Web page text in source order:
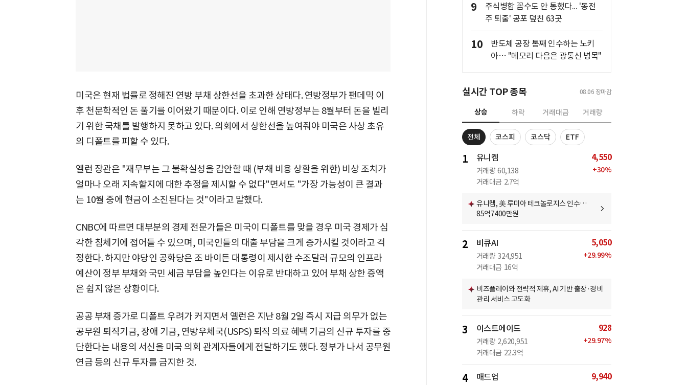
미국은 현재 법률로 정해진 연방 부채 상한선을 초과한 상태다. 연방정부가 팬데믹 이
후 천문학적인 돈 풀기를 이어왔기 때문이다. 이로 인해 연방정부는 8월부터 돈을 빌리
기 위한 국채를 발행하지 못하고 있다. 의회에서 상한선을 높여줘야 미국은 사상 초유
의 디폴트를 피할 수 있다.
옐런 장관은 "재무부는 그 불확실성을 감안할 때 (부채 비용 상환을 위한) 비상 조치가
얼마나 오래 지속할지에 대한 추정을 제시할 수 없다"면서도 "가장 가능성이 큰 결과
는 10월 중에 현금이 소진된다는 것"이라고 말했다.
CNBC에 따르면 대부분의 경제 전문가들은 미국이 디폴트를 맞을 경우 미국 경제가 심
각한 침체기에 접어들 수 있으며, 미국인들의 대출 부담을 크게 증가시킬 것이라고 걱
정한다. 하지만 야당인 공화당은 조 바이든 대통령이 제시한 수조달러 규모의 인프라
예산이 정부 부채와 국민 세금 부담을 높인다는 이유로 반대하고 있어 부채 상한 증액
은 쉽지 않은 상황이다.
공공 부채 증가로 디폴트 우려가 커지면서 옐런은 지난 8월 2일 즉시 지급 의무가 없는
공무원 퇴직기금, 장애 기금, 연방우체국(USPS) 퇴직 의료 혜택 기금의 신규 투자를 중
단한다는 내용의 서신을 미국 의회 관계자들에게 전달하기도 했다. 정부가 나서 공무원
연금 등의 신규 투자를 금지한 것.
9
주식병합 꼼수도 안 통했다... '동전
주 퇴출' 공포 덮친 63곳
10
반도체 공장 통째 인수하는 노키
아… "메모리 다음은 광통신 병목"
실시간 TOP 종목 08.06 장마감
상승 하락 거래대금 거래량
전체 코스피 코스닥 ETF
1 유니켐
거래량 60,138
거래대금 2.7억
4,550
+30%
유니켐, 美 루미아 테크놀로지스 인수…
85억7400만원
2 비큐AI
거래량 324,951
거래대금 16억
5,050
+29.99%
비즈플레이와 전략적 제휴, AI 기반 출장·경비
관리 서비스 고도화
3 이스트에이드
거래량 2,620,951
거래대금 22.3억
928
+29.97%
4 매드업 9,940